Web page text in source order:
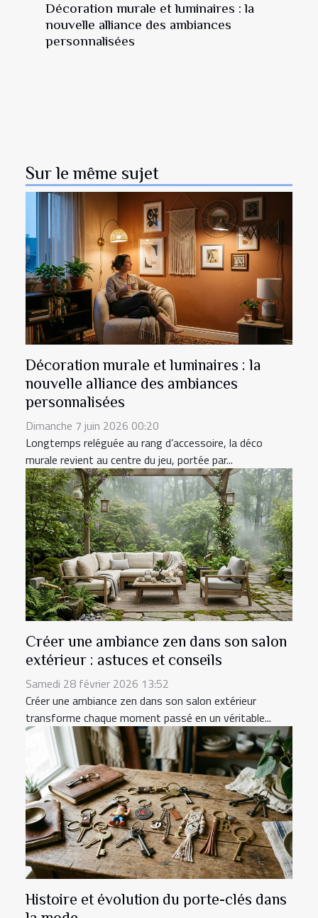
Décoration murale et luminaires : la
nouvelle alliance des ambiances
personnalisées
Sur le même sujet
Décoration murale et luminaires : la
nouvelle alliance des ambiances
personnalisées
Dimanche 7 juin 2026 00:20
Longtemps reléguée au rang d’accessoire, la déco
murale revient au centre du jeu, portée par...
Créer une ambiance zen dans son salon
extérieur : astuces et conseils
Samedi 28 février 2026 13:52
Créer une ambiance zen dans son salon extérieur
transforme chaque moment passé en un véritable...
Histoire et évolution du porte-clés dans